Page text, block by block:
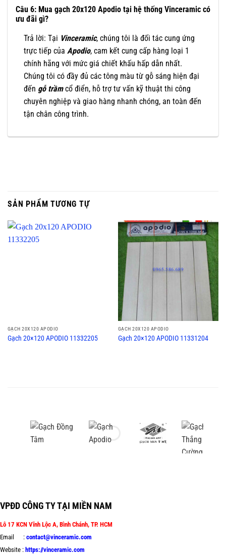
Câu 6: Mua gạch 20x120 Apodio tại hệ thống Vinceramic có
ưu đãi gì?
Trả lời: Tại Vinceramic, chúng tôi là đối tác cung ứng
trực tiếp của Apodio, cam kết cung cấp hàng loại 1
chính hãng với mức giá chiết khấu hấp dẫn nhất.
Chúng tôi có đầy đủ các tông màu từ gỗ sáng hiện đại
đến gỗ trầmcổ điển, hỗ trợ tư vấn kỹ thuật thi công
chuyên nghiệp và giao hàng nhanh chóng, an toàn đến
tận chân công trình.
SẢN PHẨM TƯƠNG TỰ
GẠCH 20X120 APODIO
Gạch 20×120 APODIO 11332205
GẠCH 20X120 APODIO
Gạch 20×120 APODIO 11331204
VPĐD CÔNG TY TẠI MIỀN NAM
Lô 17 KCN Vĩnh Lộc A, Bình Chánh, TP. HCM
Email : contact@vinceramic.com
Website : https://vinceramic.com